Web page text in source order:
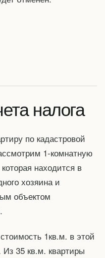
налога
по кадастровой
1-комнатную
находится в
хозяина и
объектом
1кв.м. в этой
Из 35 кв.м. квартиры